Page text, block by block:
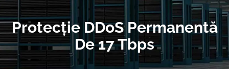
Protecție DDoS Permanentă
De 17 Tbps